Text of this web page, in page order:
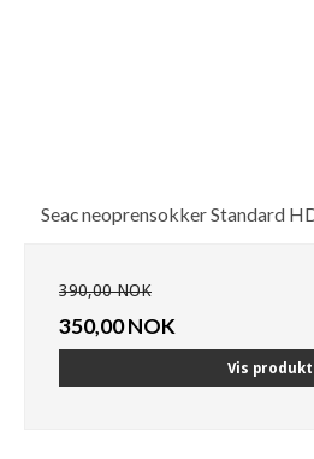
Seac neoprensokker Standard
390,00 NOK
350,00 NOK
Vis produkt